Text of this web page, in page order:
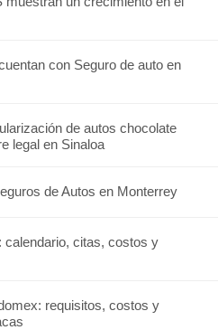
con Seguro de auto en
de autos chocolate
legal en Sinaloa
de Autos en Monterrey
calendario, citas, costos y
requisitos, costos y